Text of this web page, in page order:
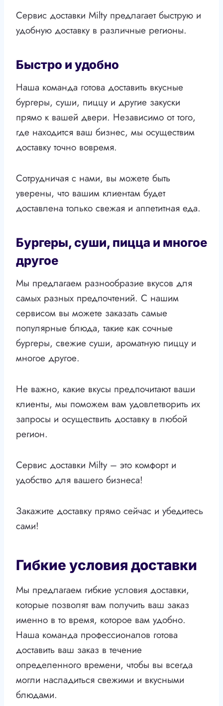
Сервис доставки Milty предлагает быструю и
удобную доставку в различные регионы.
Быстро и удобно
Наша команда готова доставить вкусные
бургеры, суши, пиццу и другие закуски
прямо к вашей двери. Независимо от того,
где находится ваш бизнес, мы осуществим
доставку точно вовремя.
Сотрудничая с нами, вы можете быть
уверены, что вашим клиентам будет
доставлена только свежая и аппетитная еда.
Бургеры, суши, пицца и многое
другое
Мы предлагаем разнообразие вкусов для
самых разных предпочтений. С нашим
сервисом вы можете заказать самые
популярные блюда, такие как сочные
бургеры, свежие суши, ароматную пиццу и
многое другое.
Не важно, какие вкусы предпочитают ваши
клиенты, мы поможем вам удовлетворить их
запросы и осуществить доставку в любой
регион.
Сервис доставки Milty – это комфорт и
удобство для вашего бизнеса!
Закажите доставку прямо сейчас и убедитесь
сами!
Гибкие условия доставки
Мы предлагаем гибкие условия доставки,
которые позволят вам получить ваш заказ
именно в то время, которое вам удобно.
Наша команда профессионалов готова
доставить ваш заказ в течение
определенного времени, чтобы вы всегда
могли насладиться свежими и вкусными
блюдами.